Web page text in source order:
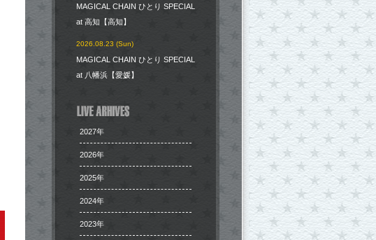
MAGICAL CHAIN ひとり SPECIAL
at 高知【高知】
2026.08.23 (Sun)
MAGICAL CHAIN ひとり SPECIAL
at 八幡浜【愛媛】
2027年
2026年
2025年
2024年
2023年